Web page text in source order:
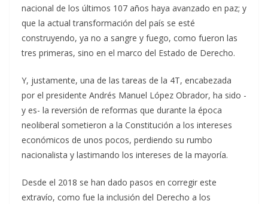
nacional de los últimos 107 años haya avanzado en paz; y
que la actual transformación del país se esté
construyendo, ya no a sangre y fuego, como fueron las
tres primeras, sino en el marco del Estado de Derecho.
Y, justamente, una de las tareas de la 4T, encabezada
por el presidente Andrés Manuel López Obrador, ha sido -
y es- la reversión de reformas que durante la época
neoliberal sometieron a la Constitución a los intereses
económicos de unos pocos, perdiendo su rumbo
nacionalista y lastimando los intereses de la mayoría.
Desde el 2018 se han dado pasos en corregir este
extravío, como fue la inclusión del Derecho a los